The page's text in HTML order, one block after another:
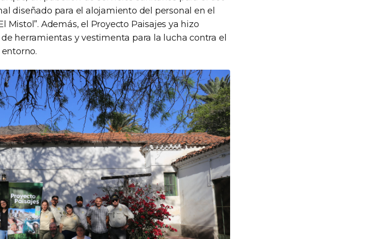
diseñado para el alojamiento del personal en el
Mistol”. Además, el Proyecto Paisajes ya hizo
herramientas y vestimenta para la lucha contra el